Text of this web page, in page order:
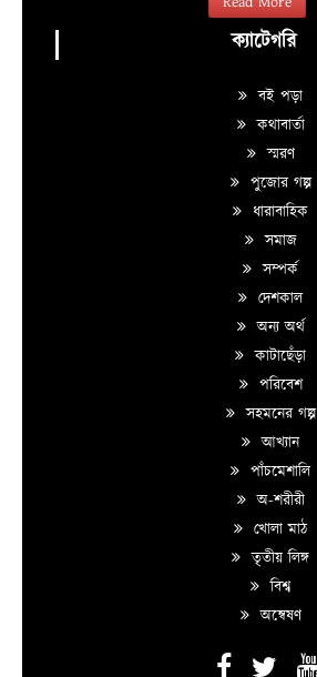
ক্যাটেগরি
বই পড়া
কথাবার্তা
স্মরণ
পুজোর গল্প
ধারাবাহিক
সমাজ
সম্পর্ক
দেশকাল
অন্য অর্থ
কাটাছেঁড়া
পরিবেশ
সহমনের গল্প
আখ্যান
পাঁচমেশালি
অ-শরীরী
খোলা মাঠ
তৃতীয় লিঙ্গ
বিশ্ব
অন্বেষণ